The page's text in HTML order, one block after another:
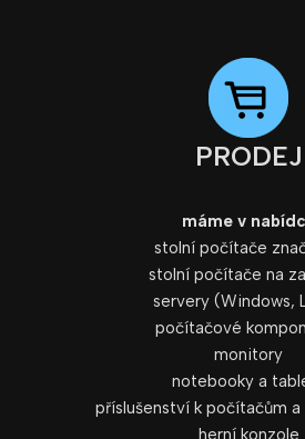
PRODEJ
máme v
stolní počítače
stolní počítače na
servery (Windows,
počítačové
monitory
notebooky a
příslušenství k počítačům
herní konzole